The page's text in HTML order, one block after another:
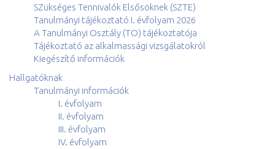
SZükséges Tennivalók Elsősöknek (SZTE)
Tanulmányi tájékoztató I. évfolyam 2026
A Tanulmányi Osztály (TO) tájékoztatója
Tájékoztató az alkalmassági vizsgálatokról
Kiegészítő információk
Hallgatóknak
Tanulmányi információk
I. évfolyam
II. évfolyam
III. évfolyam
IV. évfolyam